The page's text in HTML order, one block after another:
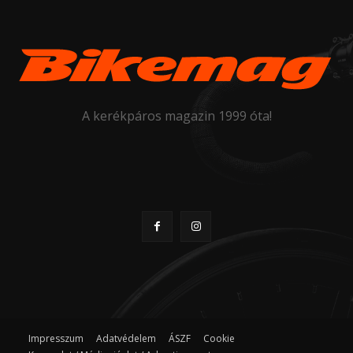
A kerékpáros magazin 1999 óta!
Impresszum Adatvédelem ÁSZF
Cookie